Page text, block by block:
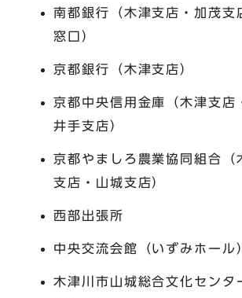
南都銀行（木津支店・加茂支
窓口）
京都銀行（木津支店）
京都中央信用金庫（木津支店
井手支店）
京都やましろ農業協同組合（
支店・山城支店）
西部出張所
中央交流会館（いずみホール
木津川市山城総合文化センタ